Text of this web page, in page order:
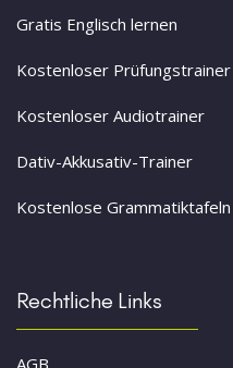
Gratis Englisch lernen
Kostenloser Prüfungstrainer
Kostenloser Audiotrainer
Dativ-Akkusativ-Trainer
Kostenlose Grammatiktafeln
Rechtliche Links
AGB